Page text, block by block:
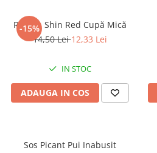
-15%
Ramen Shin Red Cupă Mică
14,50 Lei12,33 Lei
IN STOC
ADAUGA IN COS
Sos Picant Pui Inabusit